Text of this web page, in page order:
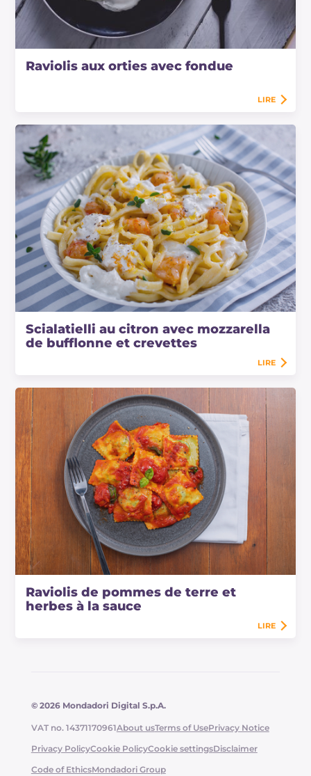
Raviolis aux orties avec fondue
LIRE
Scialatielli au citron avec mozzarella
de bufflonne et crevettes
LIRE
Raviolis de pommes de terre et
herbes à la sauce
LIRE
© 2026 Mondadori Digital S.p.A.
VAT no. 14371170961About usTerms of UsePrivacy Notice
Privacy PolicyCookie PolicyCookie settingsDisclaimer
Code of EthicsMondadori Group